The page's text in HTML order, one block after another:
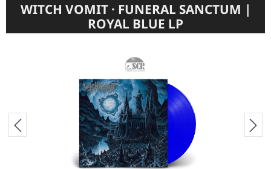
WITCH VOMIT · FUNERAL SANCTUM |
ROYAL BLUE LP